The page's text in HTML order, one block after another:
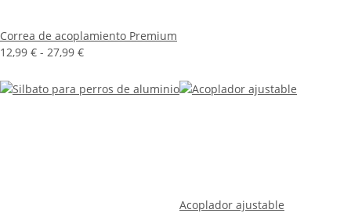
Correa de acoplamiento Premium
12,99 € - 27,99 €
Acoplador ajustable